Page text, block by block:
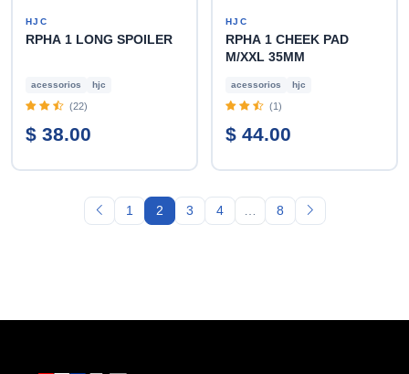
HJC
RPHA 1 LONG SPOILER
acessorios hjc
(22)
$ 38.00
HJC
RPHA 1 CHEEK PAD
M/XXL 35MM
acessorios hjc
(1)
$ 44.00
1 2 3 4 8